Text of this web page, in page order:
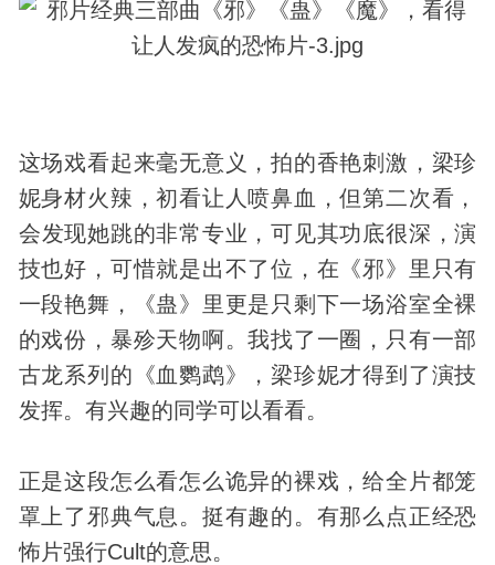
这场戏看起来毫无意义，拍的香艳刺激，梁珍
妮身材火辣，初看让人喷鼻血，但第二次看，
会发现她跳的非常专业，可见其功底很深，演
技也好，可惜就是出不了位，在《邪》里只有
一段艳舞，《蛊》里更是只剩下一场浴室全裸
的戏份，暴殄天物啊。我找了一圈，只有一部
古龙系列的《血鹦鹉》，梁珍妮才得到了演技
发挥。有兴趣的同学可以看看。
正是这段怎么看怎么诡异的裸戏，给全片都笼
罩上了邪典气息。挺有趣的。有那么点正经恐
怖片强行Cult的意思。